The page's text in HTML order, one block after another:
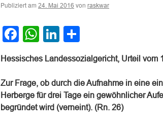
Publiziert am 24. Mai 2016 von raskwar
Facebook
WhatsApp
LinkedIn
Hessisches Landessozialgericht, Urteil vom
Zur Frage, ob durch die Aufnahme in eine
Herberge für drei Tage ein gewöhnlicher
begründet wird (verneint). (Rn. 26)